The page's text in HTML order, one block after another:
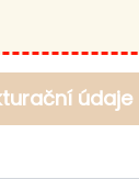
údaje